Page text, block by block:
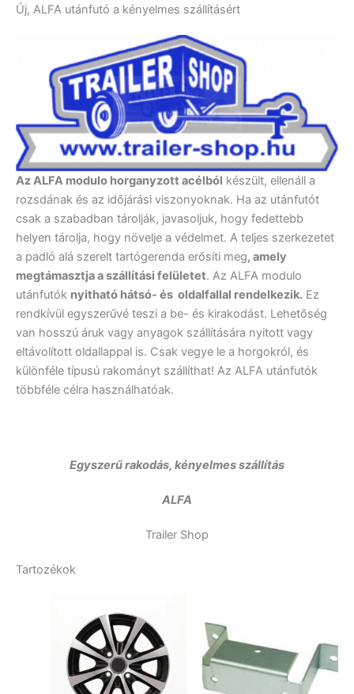
Új, ALFA utánfutó a kényelmes szállításért
Az ALFA modulo horganyzott acélból készült, ellenáll a
rozsdának és az időjárási viszonyoknak. Ha az utánfutót
csak a szabadban tárolják, javasoljuk, hogy fedettebb
helyen tárolja, hogy növelje a védelmet. A teljes szerkezetet
a padló alá szerelt tartógerenda erősíti meg, amely
megtámasztja a szállítási felületet. Az ALFA modulo
utánfutók nyitható hátsó- és oldalfallal rendelkezik. Ez
rendkívül egyszerűvé teszi a be- és kirakodást. Lehetőség
van hosszú áruk vagy anyagok szállítására nyitott vagy
eltávolított oldallappal is. Csak vegye le a horgokról, és
különféle típusú rakományt szállíthat! Az ALFA utánfutók
többféle célra használhatóak.
Egyszerű rakodás, kényelmes szállítás
ALFA
Trailer Shop
Tartozékok